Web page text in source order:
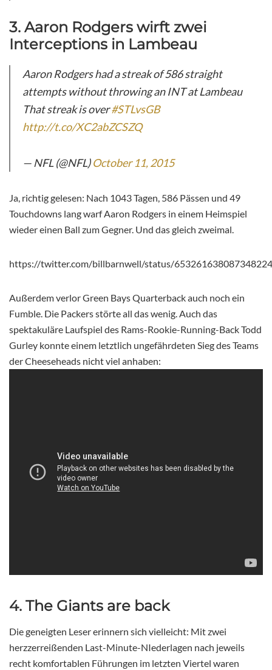
3. Aaron Rodgers wirft zwei
Interceptions in Lambeau
Aaron Rodgers had a streak of 586 straight
attempts without throwing an INT at Lambeau
That streak is over#STLvsGB
http://t.co/XC2abZCSZQ
— NFL (@NFL)October 11, 2015
Ja, richtig gelesen: Nach 1043 Tagen, 586 Pässen und 49
Touchdowns lang warf Aaron Rodgers in einem Heimspiel
wieder einen Ball zum Gegner. Und das gleich zweimal.
https://twitter.com/billbarnwell/status/653261638087348224
Außerdem verlor Green Bays Quarterback auch noch ein
Fumble. Die Packers störte all das wenig. Auch das
spektakuläre Laufspiel des Rams-Rookie-Running-Back Todd
Gurley konnte einem letztlich ungefährdeten Sieg des Teams
der Cheeseheads nicht viel anhaben:
4. The Giants are back
Die geneigten Leser erinnern sich vielleicht: Mit zwei
herzzerreißenden Last-Minute-NIederlagen nach jeweils
recht komfortablen Führungen im letzten Viertel waren